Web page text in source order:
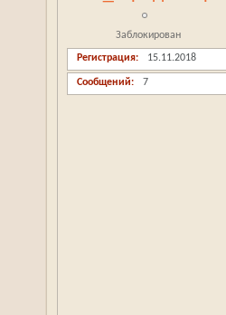
Заблокирован
Регистрация 15.11.2018
Сообщений 7